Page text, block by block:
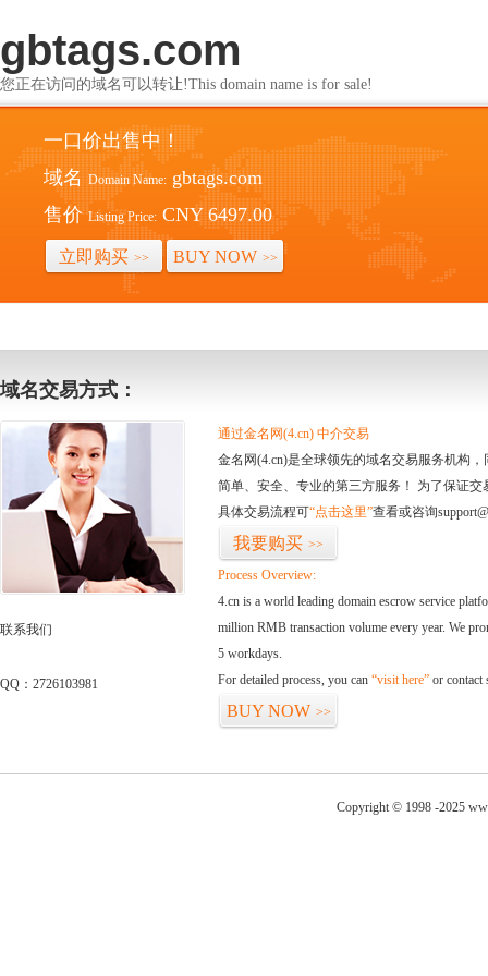
gbtags.com
您正在访问的域名可以转让!This domain name is for sale!
一口价出售中！
域名 Domain Name: gbtags.com
售价 Listing Price: CNY 6497.00
立即购买 >> BUY NOW >>
域名交易方式：
联系我们
QQ：2726103981
通过金名网(4.cn) 中介交易
金名网(4.cn)是全球领先的域名交易服务机构
简单、安全、专业的第三方服务！ 为了保证
具体交易流程可“点击这里”查看或咨询
我要购买 >>
Process Overview:
4.cn is a world leading domain escrow service
million RMB transaction volume every year. We
5 workdays.
For detailed process, you can “visit here” or contact
BUY NOW >>
Copyright © 1998 -2025